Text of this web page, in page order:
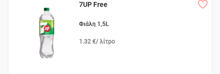
7UP Free
Φιάλη 1,5L
1.32 €/ λίτρο